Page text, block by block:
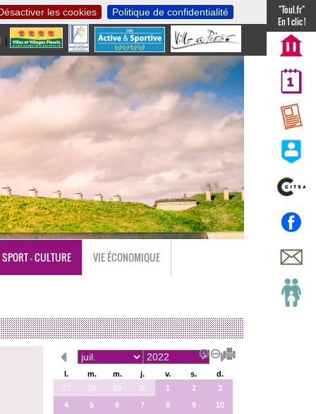
les cookies Politique de confidentialité
|nl
"Toul.fr"
En 1 clic !
SPORT - CULTURE VIE ÉCONOMIQUE
l. m. m. j. v. s.
d.
27
28 29 30 1 2
3
4
5 6 7 8 9
10